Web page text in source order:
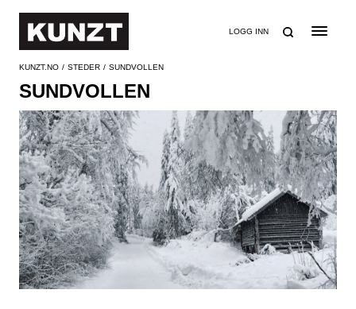
LOGG INN
KUNZT.NO STEDER SUNDVOLLEN
SUNDVOLLEN